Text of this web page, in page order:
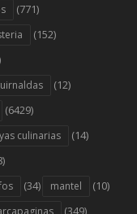
(771)
(152)
(12)
(6429)
culinarias (14)
(34) mantel (10)
(349)